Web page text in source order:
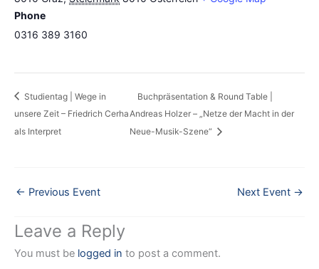
Phone
0316 389 3160
Studientag | Wege in
unsere Zeit – Friedrich Cerha
als Interpret
Buchpräsentation & Round Table |
Andreas Holzer – „Netze der Macht in der
Neue-Musik-Szene“
← Previous Event Next Event →
Leave a Reply
You must be logged in to post a comment.